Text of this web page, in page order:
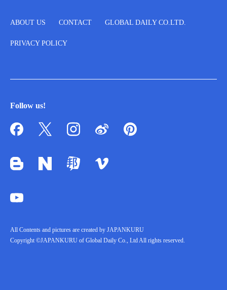
ABOUT US CONTACT GLOBAL DAILY CO.LTD.
PRIVACY POLICY
Follow us!
All Contents and pictures are created by JAPANKURU
Copyright ©JAPANKURU of Global Daily Co., Ltd All rights reserved.